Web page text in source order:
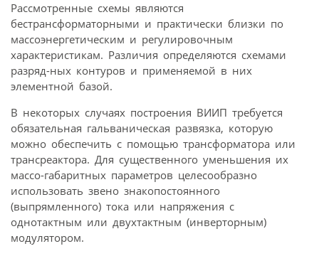
Рассмотренные схемы являются
бестрансформаторными и практически близки по
массоэнергетическим и регулировочным
характеристикам. Различия определяются схемами
разряд-ных контуров и применяемой в них
элементной базой.
В некоторых случаях построения ВИИП требуется
обязательная гальваническая развязка, которую
можно обеспечить с помощью трансформатора или
трансреактора. Для существенного уменьшения их
массо-габаритных параметров целесообразно
использовать звено знакопостоянного
(выпрямленного) тока или напряжения с
однотактным или двухтактным (инверторным)
модулятором.